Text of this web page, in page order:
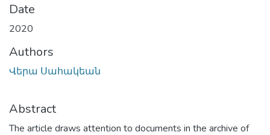
Date
2020
Authors
Վերա Սահակեան
Abstract
The article draws attention to documents in the archive of